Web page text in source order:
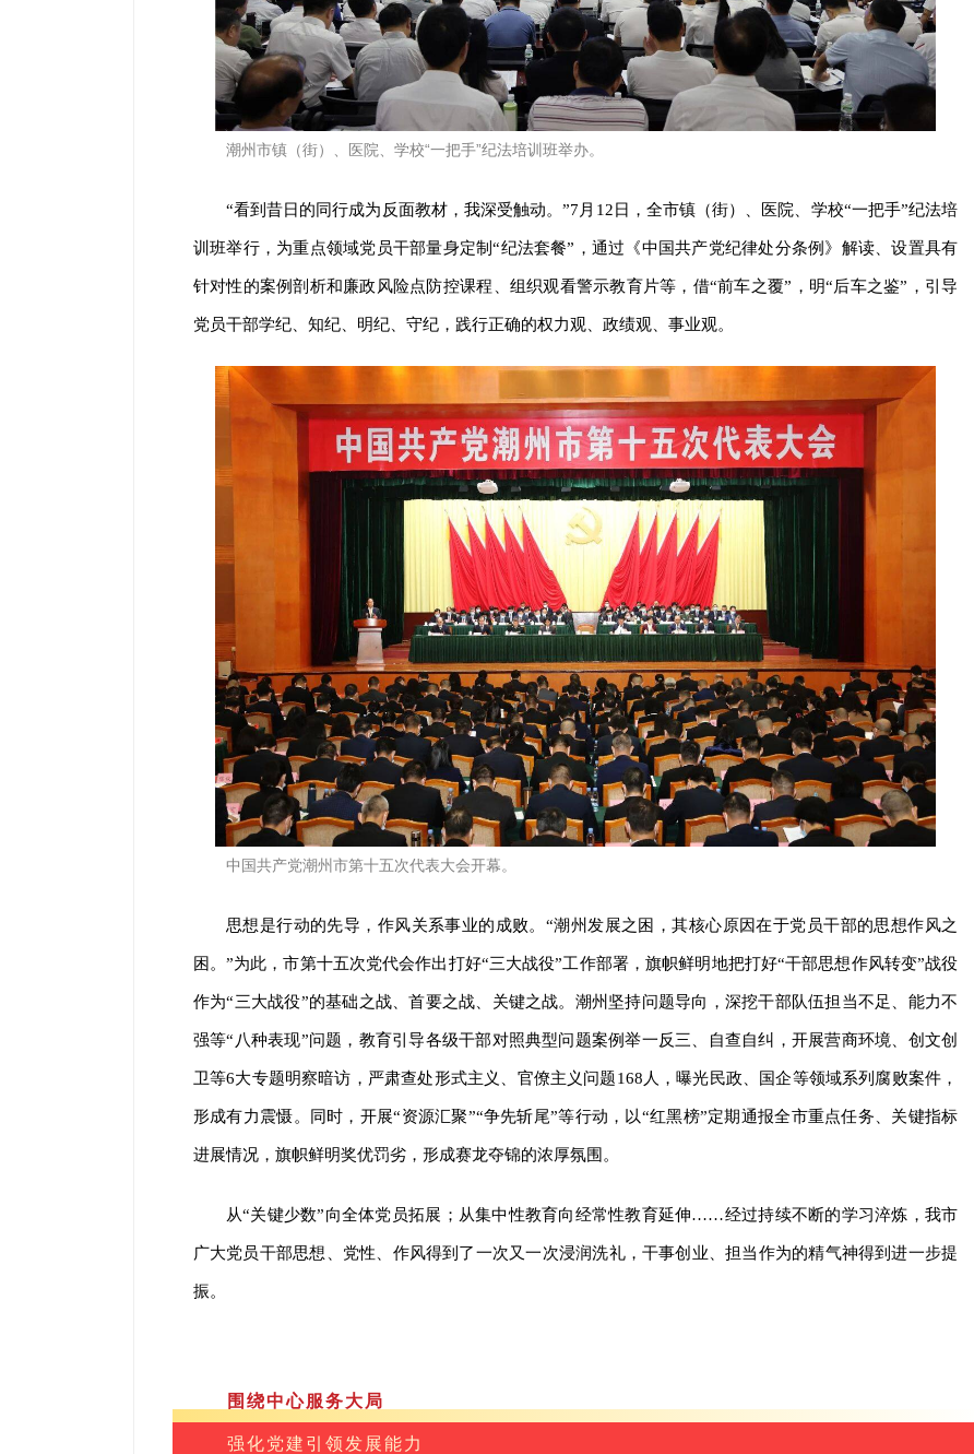
潮州市镇（街）、医院、学校“一把手”纪法培训班举办。
“看到昔日的同行成为反面教材，我深受触动。”7月12日，全市镇（街）、医院、学校“一把手”纪法培
训班举行，为重点领域党员干部量身定制“纪法套餐”，通过《中国共产党纪律处分条例》解读、设置具有
针对性的案例剖析和廉政风险点防控课程、组织观看警示教育片等，借“前车之覆”，明“后车之鉴”，引导
党员干部学纪、知纪、明纪、守纪，践行正确的权力观、政绩观、事业观。
中国共产党潮州市第十五次代表大会开幕。
思想是行动的先导，作风关系事业的成败。“潮州发展之困，其核心原因在于党员干部的思想作风之
困。”为此，市第十五次党代会作出打好“三大战役”工作部署，旗帜鲜明地把打好“干部思想作风转变”战役
作为“三大战役”的基础之战、首要之战、关键之战。潮州坚持问题导向，深挖干部队伍担当不足、能力不
强等“八种表现”问题，教育引导各级干部对照典型问题案例举一反三、自查自纠，开展营商环境、创文创
卫等6大专题明察暗访，严肃查处形式主义、官僚主义问题168人，曝光民政、国企等领域系列腐败案件，
形成有力震慑。同时，开展“资源汇聚”“争先斩尾”等行动，以“红黑榜”定期通报全市重点任务、关键指标
进展情况，旗帜鲜明奖优罚劣，形成赛龙夺锦的浓厚氛围。
从“关键少数”向全体党员拓展；从集中性教育向经常性教育延伸……经过持续不断的学习淬炼，我市
广大党员干部思想、党性、作风得到了一次又一次浸润洗礼，干事创业、担当作为的精气神得到进一步提
振。
围绕中心服务大局
强化党建引领发展能力